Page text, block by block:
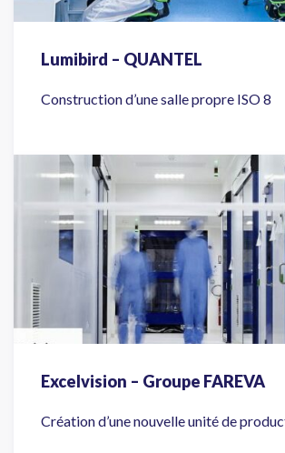
Lumibird – QUANTEL
Construction d’une salle propre ISO 8
Excelvision – Groupe FAREVA
Création d’une nouvelle unité de